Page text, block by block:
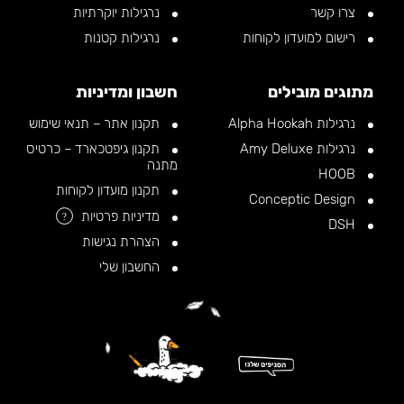
צרו קשר
רישום למועדון לקוחות
נרגילות יוקרתיות
נרגילות קטנות
מתוגים מובילים
נרגילות Alpha Hookah
נרגילות Amy Deluxe
חשבון ומדיניות
תקנון אתר – תנאי שימוש
תקנון גיפטכארד – כרטיס
מתנה
תקנון מועדון לקוחות
מדיניות פרטיות
?
הצהרת נגישות
החשבון שלי